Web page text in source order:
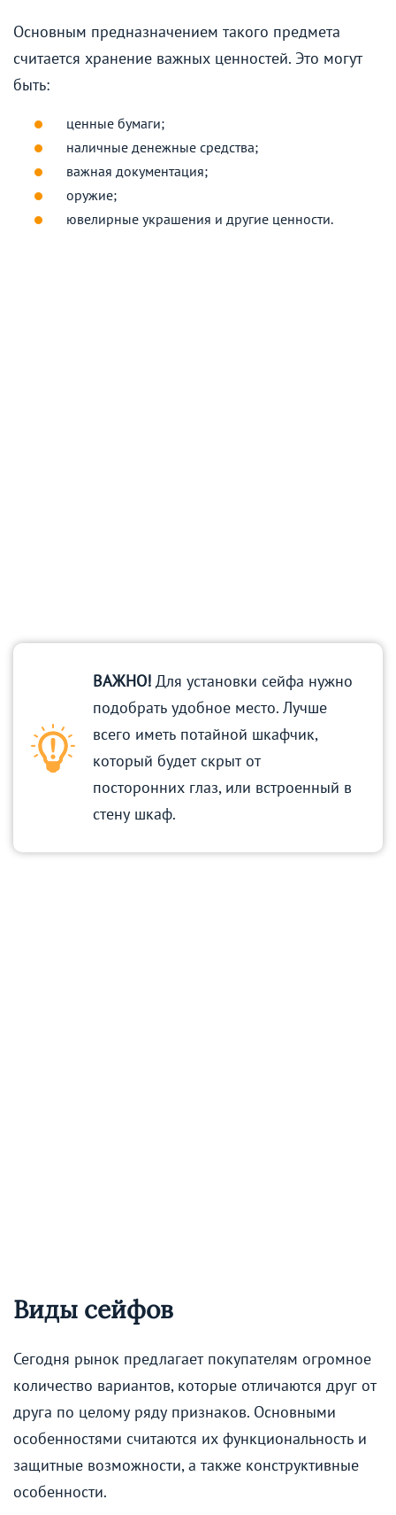
Основным предназначением такого предмета
считается хранение важных ценностей. Это могут
быть:
ценные бумаги;
наличные денежные средства;
важная документация;
оружие;
ювелирные украшения и другие ценности.
ВАЖНО! Для установки сейфа нужно
подобрать удобное место. Лучше
всего иметь потайной шкафчик,
который будет скрыт от
посторонних глаз, или встроенный в
стену шкаф.
Виды сейфов
Сегодня рынок предлагает покупателям огромное
количество вариантов, которые отличаются друг от
друга по целому ряду признаков. Основными
особенностями считаются их функциональность и
защитные возможности, а также конструктивные
особенности.